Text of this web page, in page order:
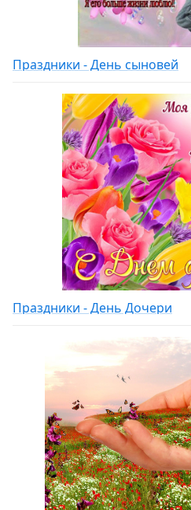
Праздники - День сыновей
Праздники - День Дочери